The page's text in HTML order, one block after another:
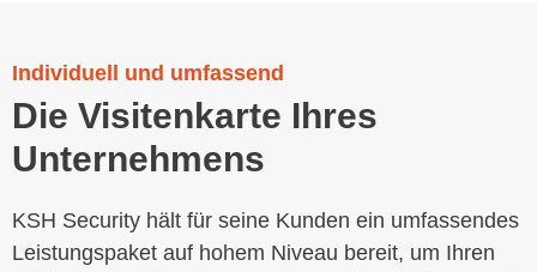
Individuell und umfassend
Die Visitenkarte Ihres
Unternehmens
KSH Security hält für seine Kunden ein umfassendes
Leistungspaket auf hohem Niveau bereit, um Ihren